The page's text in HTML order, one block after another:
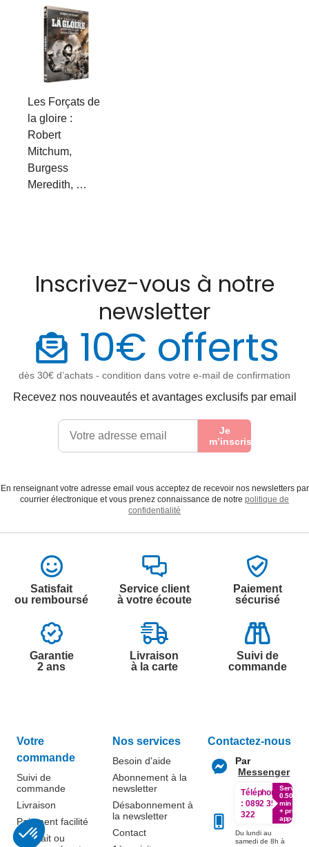
Les Forçats de
la gloire :
Robert
Mitchum,
Burgess
Meredith, …
Inscrivez-vous à notre
newsletter
10€ offerts
dès 30€ d’achats - condition dans votre e-mail de confirmation
Recevez nos nouveautés et avantages exclusifs par email
Je
m’inscris
En renseignant votre adresse email vous acceptez de recevoir nos newsletters par
courrier électronique et vous prenez connaissance de notre politique de
confidentialité
Satisfait
ou remboursé
Service client
à votre écoute
Paiement
sécurisé
Garantie
2 ans
Livraison
à la carte
Suivi de
commande
Votre
commande
Suivi de
commande
Livraison
Paiement facilité
Satisfait ou
Nos services
Besoin d'aide
Abonnement à la
newsletter
Désabonnement à
la newsletter
Contact
Contactez-nous
Par
Messenger
Téléphone
: 0892 350
322
Service
0.50€ /
min
+ prix
appel
Du lundi au
samedi de 8h à